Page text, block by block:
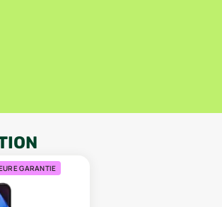
GARANTIE